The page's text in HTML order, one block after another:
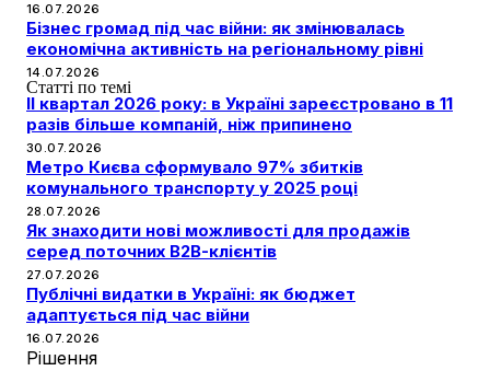
16.07.2026
Бізнес громад під час війни: як змінювалась
економічна активність на регіональному рівні
14.07.2026
Статті по темі
II квартал 2026 року: в Україні зареєстровано в 11
разів більше компаній, ніж припинено
30.07.2026
Метро Києва сформувало 97% збитків
комунального транспорту у 2025 році
28.07.2026
Як знаходити нові можливості для продажів
серед поточних B2B-клієнтів
27.07.2026
Публічні видатки в Україні: як бюджет
адаптується під час війни
16.07.2026
Рішення